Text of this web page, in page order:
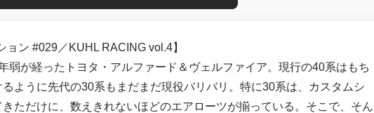
ョン #029／KUHL RACING vol.4】
弱が経ったトヨタ・アルファード＆ヴェルファイア。現行の40系はもち
ように先代の30系もまだまだ現役バリバリ。特に30系は、カスタムシ
ただけに、数えきれないほどのエアローツが揃っている。そこで、そん